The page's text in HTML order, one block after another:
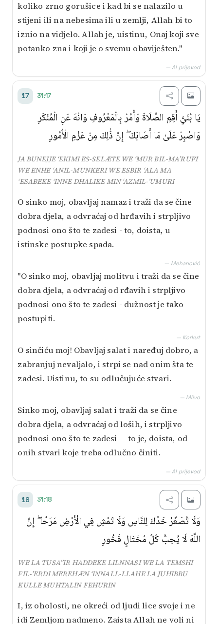
koliko zrno gorušice i kad bi se nalazilo u
stijeni ili na nebesima ili u zemlji, Allah bi to
iznio na vidjelo. Allah je, uistinu, Onaj koji sve
potanko zna i koji je o svemu obaviješten."
— AI prijevod
17 31:17
يَا بُنَيَّ أَقِمِ الصَّلَاةَ وَأْمُرْ بِالْمَعْرُوفِ وَانْهَ عَنِ الْمُنْكَرِ
وَاصْبِرْ عَلَىٰ مَا أَصَابَكَ ۖ إِنَّ ذَٰلِكَ مِنْ عَزْمِ الْأُمُورِ
JA BUNEJJE ‘EKIMI ES-SELÆTE WE ‘MUR BIL-MA’RUFI
WE ENHE ‘ANIL-MUNKERI WE ESBIR ‘ALA MA
‘ESABEKE ‘INNE DHALIKE MIN ‘AZMIL-’UMURI
O sinko moj, obavljaj namaz i traži da se čine
dobra djela, a odvraćaj od hrđavih i strpljivo
podnosi ono što te zadesi - to, doista, u
istinske postupke spada.
— Mehanović
"O sinko moj, obavljaj molitvu i traži da se čine
dobra djela, a odvraćaj od rđavih i strpljivo
podnosi ono što te zadesi - dužnost je tako
postupiti.
— Korkut
O sinčiću moj! Obavljaj salat i naređuj dobro, a
zabranjuj nevaljalo, i strpi se nad onim šta te
zadesi. Uistinu, to su odlučujuće stvari.
— Mlivo
Sinko moj, obavljaj salat i traži da se čine
dobra djela, a odvraćaj od loših, i strpljivo
podnosi ono što te zadesi — to je, doista, od
onih stvari koje treba odlučno činiti.
— AI prijevod
18 31:18
وَلَا تُصَعِّرْ خَدَّكَ لِلنَّاسِ وَلَا تَمْشِ فِي الْأَرْضِ مَرَحًا ۖ إِنَّ
اللَّهَ لَا يُحِبُّ كُلَّ مُخْتَالٍ فَخُورٍ
WE LA TUSA’’IR HADDEKE LILNNASI WE LA TEMSHI
FIL-’ERDI MEREHÆN ‘INNALL-LLAHE LA JUHIBBU
KULLE MUHTALIN FEHURIN
I, iz oholosti, ne okreći od ljudi lice svoje i ne
idi Zemljom nadmeno. Zaista Allah ne voli ni